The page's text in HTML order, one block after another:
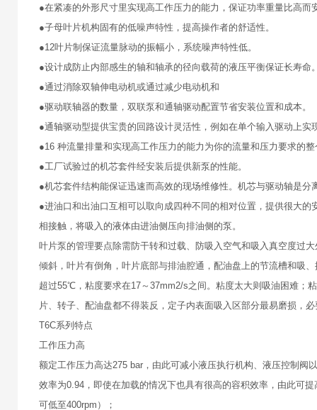
●在紧凑的外形尺寸里实现高工作压力的能力，保证功率重量比高而
●子母叶片机构固有的低噪声特性，提高操作者的舒适性。
●12叶片制保证流量脉动的振幅小，系统噪声特性低。
●设计成防止内部感生的轴和轴承的径向载荷的液压平衡保证长寿命
●通过消除双轴伸电动机或通过减少电动机和
●驱动联轴器的数量，双联泵和通轴驱动配置节省安装位置和成本。
●通轴驱动型提供宝贵的回路设计灵活性，例如在单个输入驱动上实
●16 种流量排量和实现高工作压力的能力为你的流量和压力要求的
●工厂试验过的机芯套件经安装后提供新泵的性能。
●机芯套件结构能保证迅速而高效的现场维修性。机芯与驱动轴是
●进油口和出油口互相可以取向成四种不同的相对位置，提供很大
相接触，将吸入的液体由进油侧压向排油侧的泵。
叶片泵的管理要点除需防干转和过载、防吸入空气和吸入真空度过
倾斜，叶片有倒角，叶片底部与排油腔通，配油盘上的节流槽和吸
超过55℃，粘度要求在17～37mm2/s之间。粘度太大则吸油困难；
片、转子、配油盘都不得装反，定子内表面吸入区部分最易磨损，
T6C系列特点
工作压力高
额定工作压力高达275 bar，由此可减小液压执行机构、液压控制
效率为0.94，即使在加载的情况下也具有很高的容积效率，由此可
可低至400rpm）；